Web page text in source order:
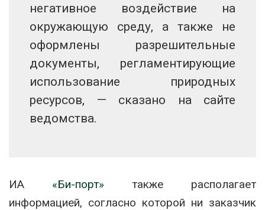
негативное воздействие на
окружающую среду, а также не
оформлены разрешительные
документы, регламентирующие
использование природных
ресурсов, — сказано на сайте
ведомства.
ИА «Би-порт» также располагает
информацией, согласно которой ни заказчик